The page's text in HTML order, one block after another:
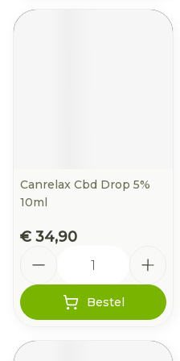
Canrelax Cbd Drop 5%
10ml
€ 34,90
Bestel